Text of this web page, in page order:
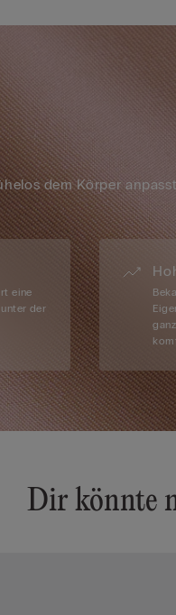
dem Körper
eine
der
Dir könnte